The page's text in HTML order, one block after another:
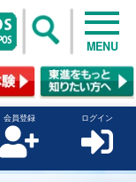
MENU
会員登録 ログイン